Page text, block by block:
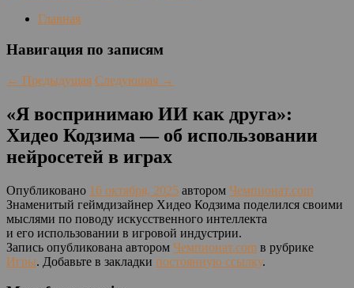
Главная
Навигация по записям
← Предыдущая Следующая →
«Я воспринимаю ИИ как друга»:
Хидео Кодзима — об использовании
нейросетей в играх
Опубликовано 16 октября, 2025 автором Чемпионат.com
Знаменитый геймдизайнер Хидео Кодзима поделился своими
мыслями по поводу искусственного интеллекта
и его использовании в игровой индустрии.
Запись опубликована автором Чемпионат.com в рубрике
Игры. Добавьте в закладки постоянную ссылку.